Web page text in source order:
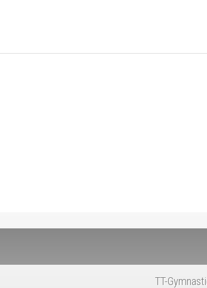
TT-